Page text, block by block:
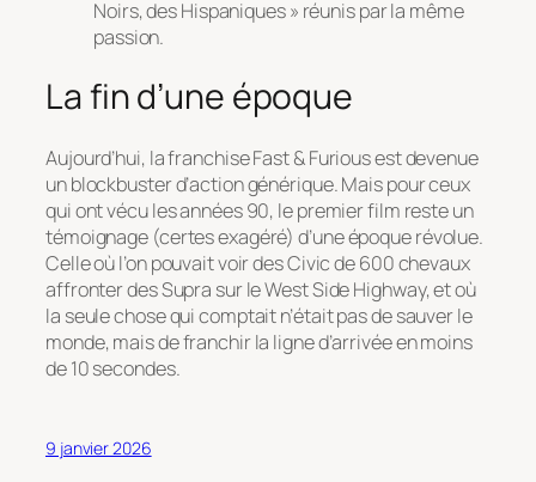
Noirs, des Hispaniques » réunis par la même
passion.
La fin d’une époque
Aujourd’hui, la franchiseFast & Furiousest devenue
un blockbuster d’action générique. Mais pour ceux
qui ont vécu les années 90, le premier film reste un
témoignage (certes exagéré) d’une époque révolue.
Celle où l’on pouvait voir des Civic de 600 chevaux
affronter des Supra sur le West Side Highway, et où
la seule chose qui comptait n’était pas de sauver le
monde, mais de franchir la ligne d’arrivée en moins
de 10 secondes.
9 janvier 2026